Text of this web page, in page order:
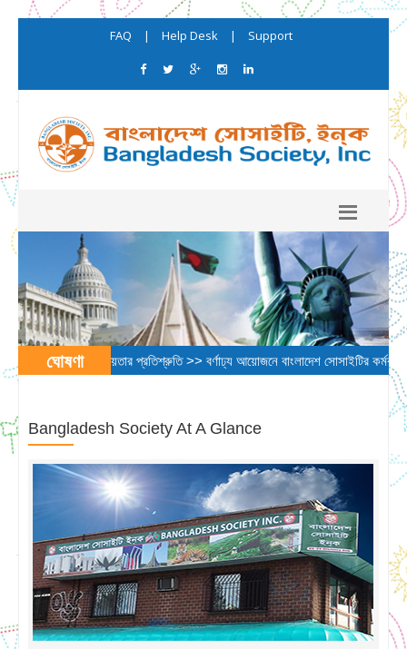
FAQ | Help Desk | Support
ঘোষণা
মেয়র অ্যাডামসের সহায়তার প্রতিশ্রুতি >> বর্ণাঢ্য আয়োজনে বাংলাদেশ সোসাইটির
Bangladesh Society At A Glance